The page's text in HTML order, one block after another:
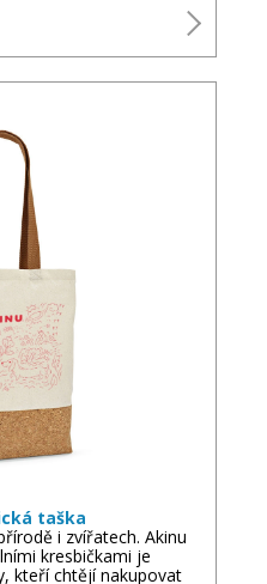
taška
i zvířatech. Akinu
kresbičkami je
kteří chtějí nakupovat